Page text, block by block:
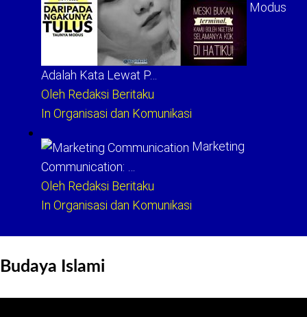
Modus
Adalah Kata Lewat P…
Oleh Redaksi Beritaku
In Organisasi dan Komunikasi
Marketing
Communication: …
Oleh Redaksi Beritaku
In Organisasi dan Komunikasi
Budaya Islami